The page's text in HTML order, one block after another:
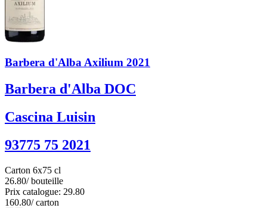
Barbera d'Alba Axilium 2021
Barbera d'Alba DOC
Cascina Luisin
93775 75 2021
Carton 6x75 cl
26.80/ bouteille
Prix catalogue: 29.80
160.80/ carton